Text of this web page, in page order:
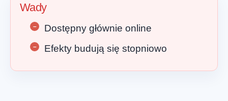
Wady
Dostępny głównie online
Efekty budują się stopniowo